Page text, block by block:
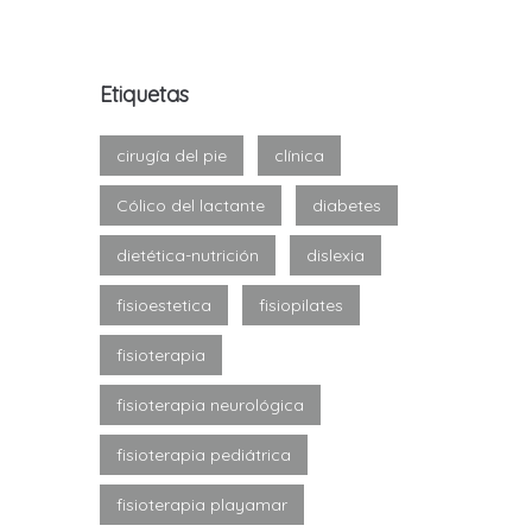
Etiquetas
cirugía del pie clínica
Cólico del lactante diabetes
dietética-nutrición dislexia
fisioestetica fisiopilates
fisioterapia
fisioterapia neurológica
fisioterapia pediátrica
fisioterapia playamar